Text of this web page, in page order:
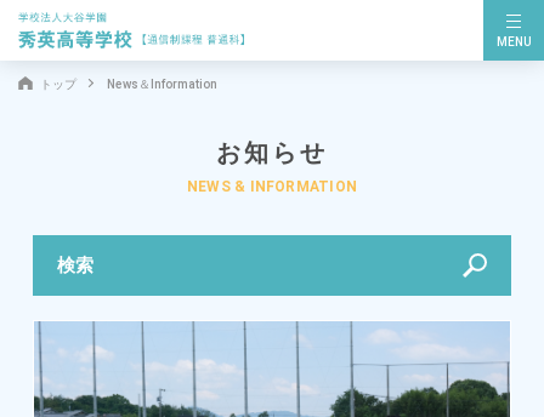
MENU
トップ News＆Information
お知らせ
NEWS & INFORMATION
検索